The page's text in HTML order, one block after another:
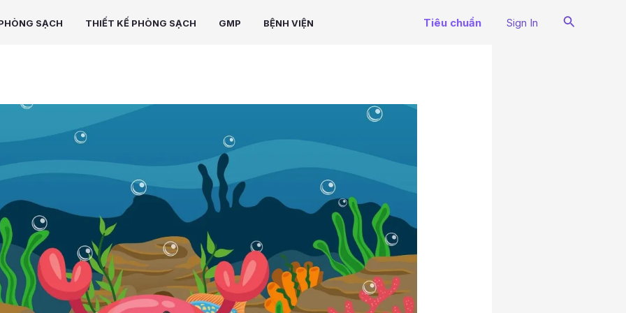
SẠCH THIẾT KẾ PHÒNG SẠCH GMP BỆNH VIỆN Tiêu chuẩn Sign In Search